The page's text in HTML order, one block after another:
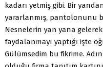
kadarı yetmiş gibi. Bir
yararlanmış, pantolonunu
Nesnelerin yan yana
faydalanmayı yaptığı işte
Gülümsedim bu fikrime.